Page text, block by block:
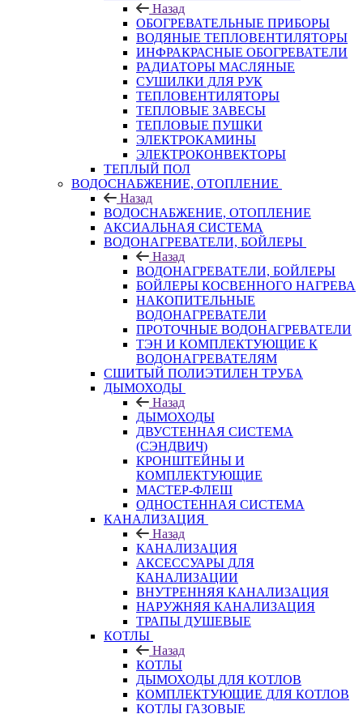
Назад
ОБОГРЕВАТЕЛЬНЫЕ ПРИБОРЫ
ВОДЯНЫЕ ТЕПЛОВЕНТИЛЯТОРЫ
ИНФРАКРАСНЫЕ ОБОГРЕВАТЕЛИ
РАДИАТОРЫ МАСЛЯНЫЕ
СУШИЛКИ ДЛЯ РУК
ТЕПЛОВЕНТИЛЯТОРЫ
ТЕПЛОВЫЕ ЗАВЕСЫ
ТЕПЛОВЫЕ ПУШКИ
ЭЛЕКТРОКАМИНЫ
ЭЛЕКТРОКОНВЕКТОРЫ
ТЕПЛЫЙ ПОЛ
ВОДОСНАБЖЕНИЕ, ОТОПЛЕНИЕ
Назад
ВОДОСНАБЖЕНИЕ, ОТОПЛЕНИЕ
АКСИАЛЬНАЯ СИСТЕМА
ВОДОНАГРЕВАТЕЛИ, БОЙЛЕРЫ
Назад
ВОДОНАГРЕВАТЕЛИ, БОЙЛЕРЫ
БОЙЛЕРЫ КОСВЕННОГО НАГРЕВА
НАКОПИТЕЛЬНЫЕ
ВОДОНАГРЕВАТЕЛИ
ПРОТОЧНЫЕ ВОДОНАГРЕВАТЕЛИ
ТЭН И КОМПЛЕКТУЮЩИЕ К
ВОДОНАГРЕВАТЕЛЯМ
СШИТЫЙ ПОЛИЭТИЛЕН ТРУБА
ДЫМОХОДЫ
Назад
ДЫМОХОДЫ
ДВУСТЕННАЯ СИСТЕМА
(СЭНДВИЧ)
КРОНШТЕЙНЫ И
КОМПЛЕКТУЮЩИЕ
МАСТЕР-ФЛЕШ
ОДНОСТЕННАЯ СИСТЕМА
КАНАЛИЗАЦИЯ
Назад
КАНАЛИЗАЦИЯ
АКСЕССУАРЫ ДЛЯ
КАНАЛИЗАЦИИ
ВНУТРЕННЯЯ КАНАЛИЗАЦИЯ
НАРУЖНЯЯ КАНАЛИЗАЦИЯ
ТРАПЫ ДУШЕВЫЕ
КОТЛЫ
Назад
КОТЛЫ
ДЫМОХОДЫ ДЛЯ КОТЛОВ
КОМПЛЕКТУЮЩИЕ ДЛЯ КОТЛОВ
КОТЛЫ ГАЗОВЫЕ